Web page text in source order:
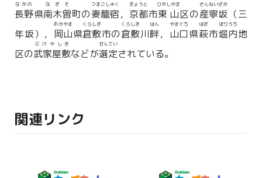
長野
ながの
県南木曽
なぎそ
町の妻籠宿
つまごしゅく
， 京都
きょうと
市東山
ひがしやま
区の産寧坂
さんねいざか
（三
年坂）， 岡山
おかやま
県倉敷
くらしき
市の倉敷
くらしき
川畔
はん
， 山口
やまぐち
県萩
はぎ
市堀内
ほりうち
地
区の武家屋敷
ぶけやしき
などが選定
せんてい
されている。
関連リンク